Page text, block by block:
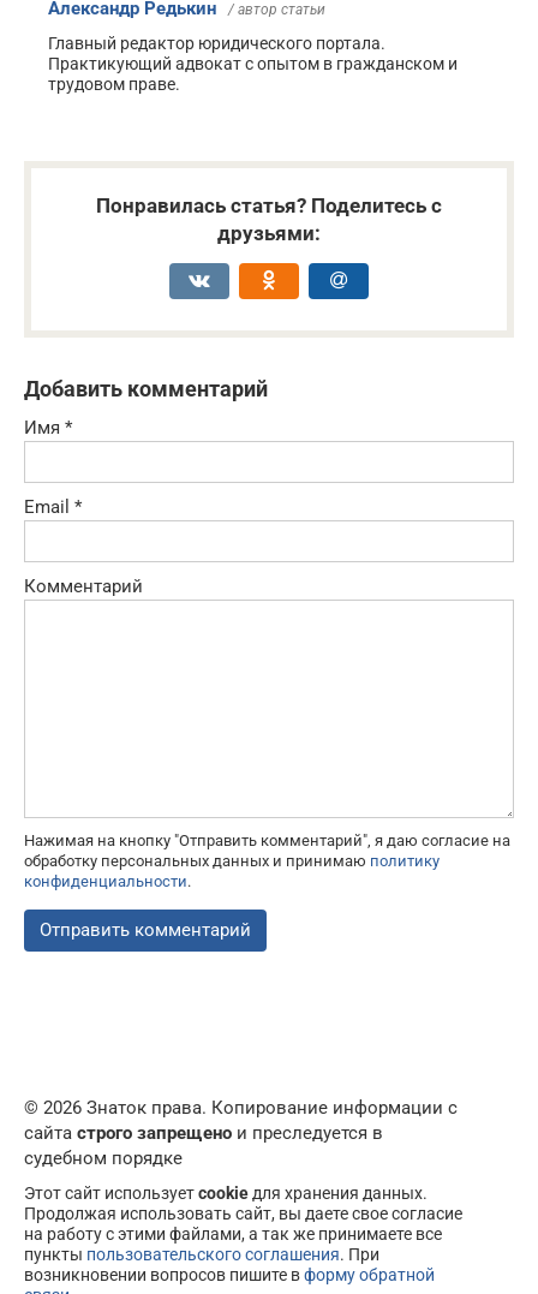
Александр Редькин / автор статьи
Главный редактор юридического портала.
Практикующий адвокат с опытом в гражданском и
трудовом праве.
Понравилась статья? Поделитесь с
друзьями:
Добавить комментарий
Имя *
Email *
Комментарий
Нажимая на кнопку "Отправить комментарий", я даю согласие на
обработку персональных данных и принимаю политику
конфиденциальности.
© 2026 Знаток права. Копирование информации с
сайта строго запрещено и преследуется в
судебном порядке
Этот сайт используетcookie для хранения данных.
Продолжая использовать сайт, вы даете свое согласие
на работу с этими файлами, а так же принимаете все
пункты пользовательского соглашения. При
возникновении вопросов пишите вформу обратной